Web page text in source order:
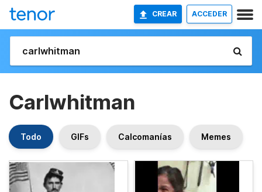
CREAR ACCEDER
Carlwhitman
Todo GIFs Calcomanías Memes